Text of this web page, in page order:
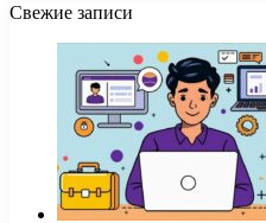
Свежие записи